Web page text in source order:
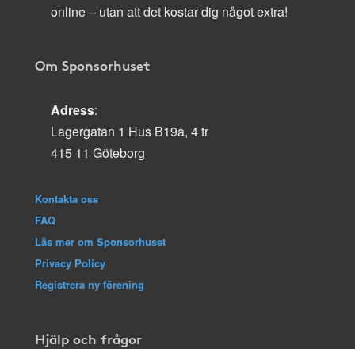
online – utan att det kostar dig något extra!
Om Sponsorhuset
Adress:
Lagergatan 1 Hus B19a, 4 tr
415 11 Göteborg
Kontakta oss
FAQ
Läs mer om Sponsorhuset
Privacy Policy
Registrera ny förening
Hjälp och frågor